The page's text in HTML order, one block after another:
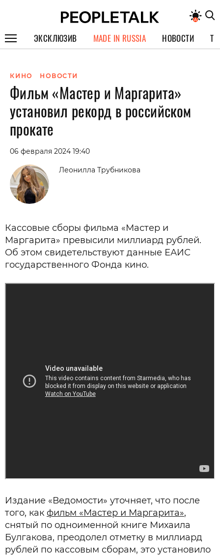
ЭКСКЛЮЗИВ
СПЕЦПРОЕКТЫ
ИНТЕРВЬЮ
ПОКОЛЕНИЕ
MADE IN RUSSIA НОВОСТИ
КИНО НОВОСТИ
Фильм «Мастер и Маргарита»
установил рекорд в российском
прокате
06 февраля 2024 19:40
Леонилла Трубникова
Кассовые сборы фильма «Мастер и
Маргарита» превысили миллиард рублей.
Об этом свидетельствуют данные ЕАИС
государственного Фонда кино.
Издание «Ведомости» уточняет, что после
того, как фильм «Мастер и Маргарита»,
снятый по одноименной книге Михаила
Булгакова, преодолел отметку в миллиард
рублей по кассовым сборам, это установило